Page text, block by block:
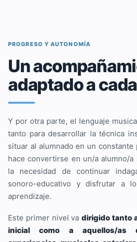
PROGRESO Y AUTONOMÍA
Un
adaptado a
Y por otra parte, el lenguaje
tanto para desarrollar la técnica
situar al alumnado en un
hace convertirse en un/a alumno/a
la necesidad de continuar
sonoro-educativo y disfrutar a
aprendizaje.
Este primer nivel vadirigido tanto
inicial como a aquellos/as